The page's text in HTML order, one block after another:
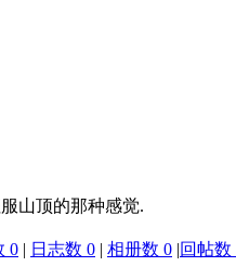
山顶的那种感觉.
0 | 日志数 0 | 相册数 0 |回帖数